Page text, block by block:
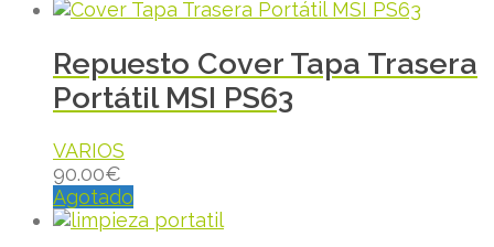
Repuesto Cover Tapa Trasera
Portátil MSI PS63
VARIOS
90.00€
Agotado